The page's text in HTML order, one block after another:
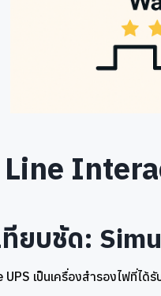
Line
ทียบชัด:
เป็นเครื่องสำรองไฟที่ได้